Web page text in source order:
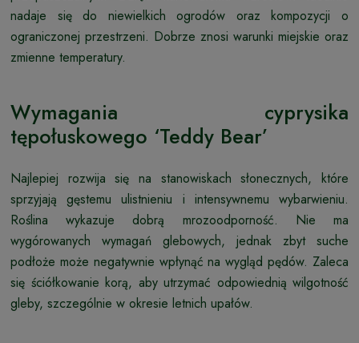
nadaje się do niewielkich ogrodów oraz kompozycji o
ograniczonej przestrzeni. Dobrze znosi warunki miejskie oraz
zmienne temperatury.
Wymagania cyprysika
tępołuskowego ‘Teddy Bear’
Najlepiej rozwija się na stanowiskach słonecznych, które
sprzyjają gęstemu ulistnieniu i intensywnemu wybarwieniu.
Roślina wykazuje dobrą mrozoodporność. Nie ma
wygórowanych wymagań glebowych, jednak zbyt suche
podłoże może negatywnie wpłynąć na wygląd pędów. Zaleca
się ściółkowanie korą, aby utrzymać odpowiednią wilgotność
gleby, szczególnie w okresie letnich upałów.